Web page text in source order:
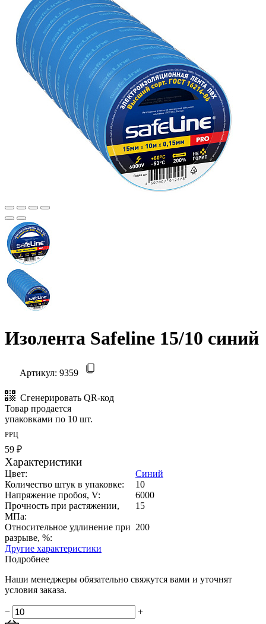
Изолента Safeline 15/10 синий
Артикул: 9359
Сгенерировать QR-код
Товар продается
упаковками по 10 шт.
РРЦ
59 ₽
Характеристики
Цвет:
Синий
Количество штук в упаковке:
10
Напряжение пробоя, V:
6000
Прочность при растяжении,
МПа:
15
Относительное удлинение при
разрыве, %:
200
Другие характеристики
Подробнее
Наши менеджеры обязательно свяжутся вами и уточнят
условия заказа.
−
+